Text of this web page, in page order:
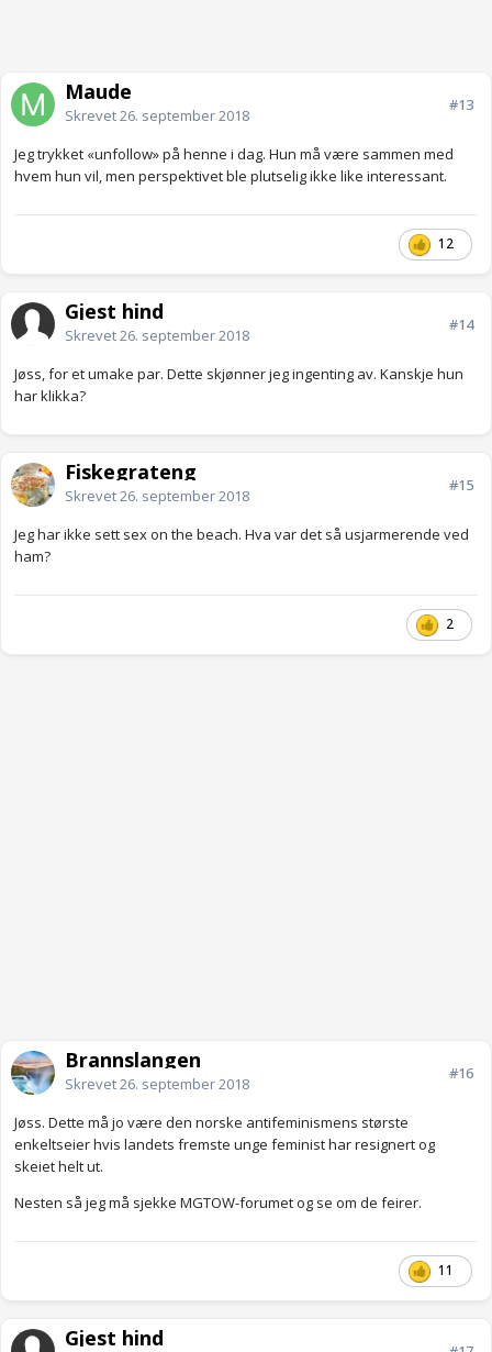
Maude
Skrevet26. september 2018
#13
Jeg trykket «unfollow» på henne i dag. Hun må være sammen med
hvem hun vil, men perspektivet ble plutselig ikke like interessant.
12
Gjest hind
Skrevet26. september 2018
#14
Jøss, for et umake par. Dette skjønner jeg ingenting av. Kanskje hun
har klikka?
Fiskegrateng
Skrevet26. september 2018
#15
Jeg har ikke sett sex on the beach. Hva var det så usjarmerende ved
ham?
2
Brannslangen
Skrevet26. september 2018
#16
Jøss. Dette må jo være den norske antifeminismens største
enkeltseier hvis landets fremste unge feminist har resignert og
skeiet helt ut.
Nesten så jeg må sjekke MGTOW-forumet og se om de feirer.
11
Gjest hind